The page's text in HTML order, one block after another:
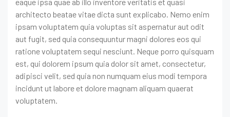
eaque ipsa quae ab illo inventore veritatis et quasi
architecto beatae vitae dicta sunt explicabo. Nemo enim
ipsam voluptatem quia voluptas sit aspernatur aut odit
aut fugit, sed quia consequuntur magni dolores eos qui
ratione voluptatem sequi nesciunt. Neque porro quisquam
est, qui dolorem ipsum quia dolor sit amet, consectetur,
adipisci velit, sed quia non numquam eius modi tempora
incidunt ut labore et dolore magnam aliquam quaerat
voluptatem.